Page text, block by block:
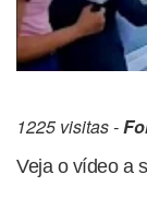
1225 visitas -
Veja o vídeo a